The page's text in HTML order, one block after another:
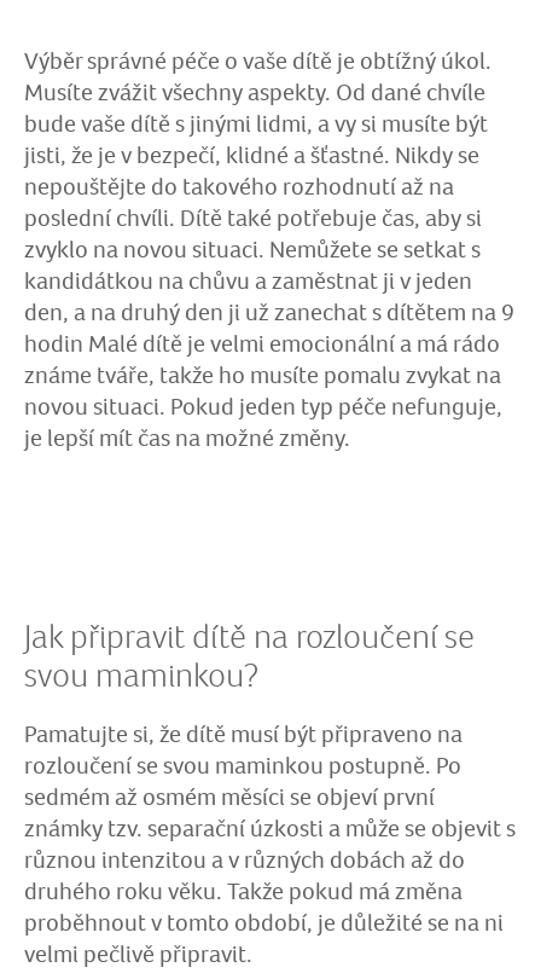
Výběr správné péče o vaše dítě je obtížný úkol.
Musíte zvážit všechny aspekty. Od dané chvíle
bude vaše dítě s jinými lidmi, a vy si musíte být
jisti, že je v bezpečí, klidné a šťastné. Nikdy se
nepouštějte do takového rozhodnutí až na
poslední chvíli. Dítě také potřebuje čas, aby si
zvyklo na novou situaci. Nemůžete se setkat s
kandidátkou na chůvu a zaměstnat ji v jeden
den, a na druhý den ji už zanechat s dítětem na 9
hodin Malé dítě je velmi emocionální a má rádo
známe tváře, takže ho musíte pomalu zvykat na
novou situaci. Pokud jeden typ péče nefunguje,
je lepší mít čas na možné změny.
Jak připravit dítě na rozloučení se
svou maminkou?
Pamatujte si, že dítě musí být připraveno na
rozloučení se svou maminkou postupně. Po
sedmém až osmém měsíci se objeví první
známky tzv. separační úzkosti a může se objevit s
různou intenzitou a v různých dobách až do
druhého roku věku. Takže pokud má změna
proběhnout v tomto období, je důležité se na ni
velmi pečlivě připravit.